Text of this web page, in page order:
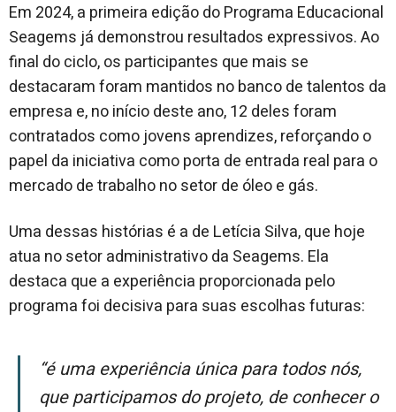
Em 2024, a primeira edição do Programa Educacional
Seagems já demonstrou resultados expressivos. Ao
final do ciclo, os participantes que mais se
destacaram foram mantidos no banco de talentos da
empresa e, no início deste ano, 12 deles foram
contratados como jovens aprendizes, reforçando o
papel da iniciativa como porta de entrada real para o
mercado de trabalho no setor de óleo e gás.
Uma dessas histórias é a de Letícia Silva, que hoje
atua no setor administrativo da Seagems. Ela
destaca que a experiência proporcionada pelo
programa foi decisiva para suas escolhas futuras:
“É uma experiência única para todos nós,
que participamos do projeto, de conhecer o